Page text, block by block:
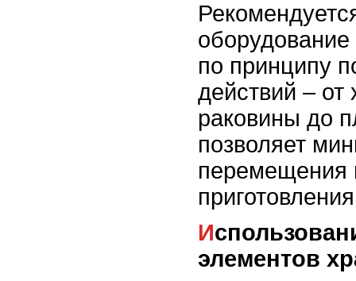
по принципу
действий – от
раковины до
позволяет
перемещения
Использование функциональных
элементов